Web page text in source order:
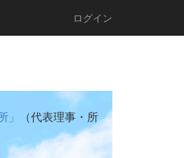
ログイン
（代表理事・所